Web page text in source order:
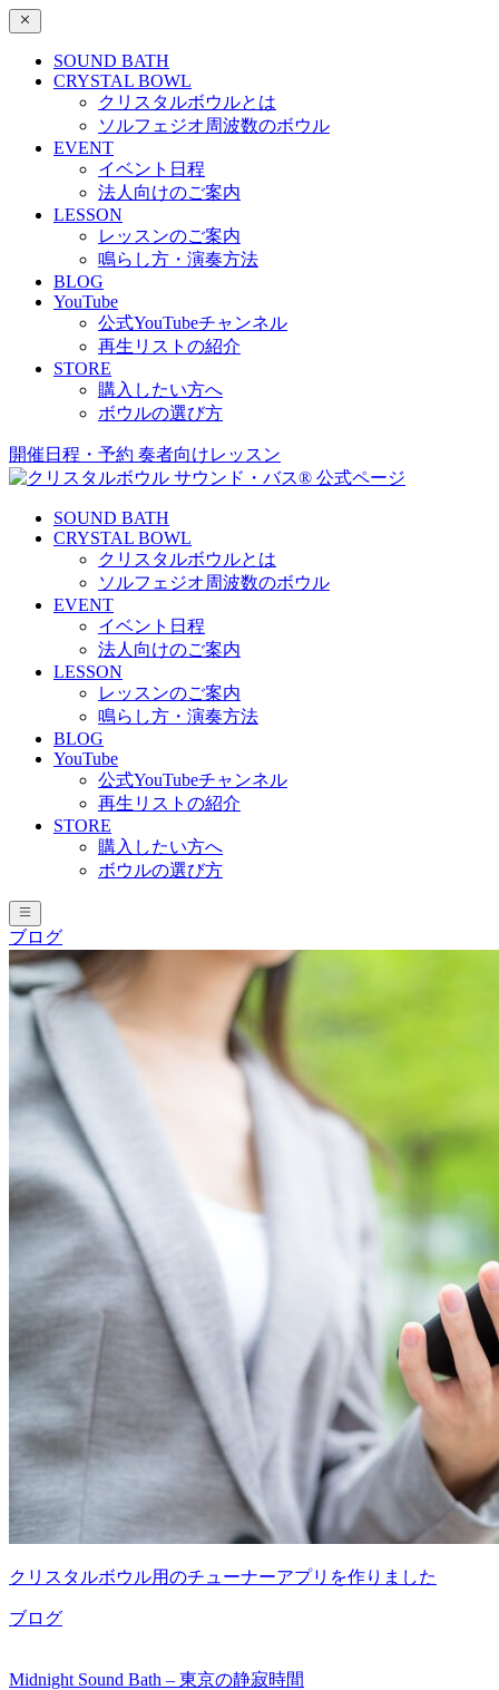
SOUND BATH
CRYSTAL BOWL
クリスタルボウルとは
ソルフェジオ周波数のボウル
EVENT
イベント日程
法人向けのご案内
LESSON
レッスンのご案内
鳴らし方・演奏方法
BLOG
YouTube
公式YouTubeチャンネル
再生リストの紹介
STORE
購入したい方へ
ボウルの選び方
開催日程・予約 奏者向けレッスン
SOUND BATH
CRYSTAL BOWL
クリスタルボウルとは
ソルフェジオ周波数のボウル
EVENT
イベント日程
法人向けのご案内
LESSON
レッスンのご案内
鳴らし方・演奏方法
BLOG
YouTube
公式YouTubeチャンネル
再生リストの紹介
STORE
購入したい方へ
ボウルの選び方
ブログ
クリスタルボウル用のチューナーアプリを作りました
ブログ
Midnight Sound Bath – 東京の静寂時間